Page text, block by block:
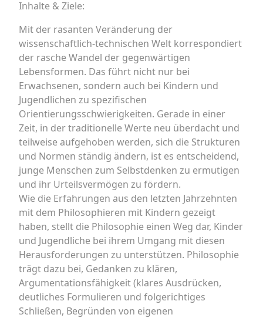
Inhalte & Ziele:
Mit der rasanten Veränderung der
wissenschaftlich-technischen Welt korrespondiert
der rasche Wandel der gegenwärtigen
Lebensformen. Das führt nicht nur bei
Erwachsenen, sondern auch bei Kindern und
Jugendlichen zu spezifischen
Orientierungsschwierigkeiten. Gerade in einer
Zeit, in der traditionelle Werte neu überdacht und
teilweise aufgehoben werden, sich die Strukturen
und Normen ständig ändern, ist es entscheidend,
junge Menschen zum Selbstdenken zu ermutigen
und ihr Urteilsvermögen zu fördern.
Wie die Erfahrungen aus den letzten Jahrzehnten
mit dem Philosophieren mit Kindern gezeigt
haben, stellt die Philosophie einen Weg dar, Kinder
und Jugendliche bei ihrem Umgang mit diesen
Herausforderungen zu unterstützen. Philosophie
trägt dazu bei, Gedanken zu klären,
Argumentationsfähigkeit (klares Ausdrücken,
deutliches Formulieren und folgerichtiges
Schließen, Begründen von eigenen